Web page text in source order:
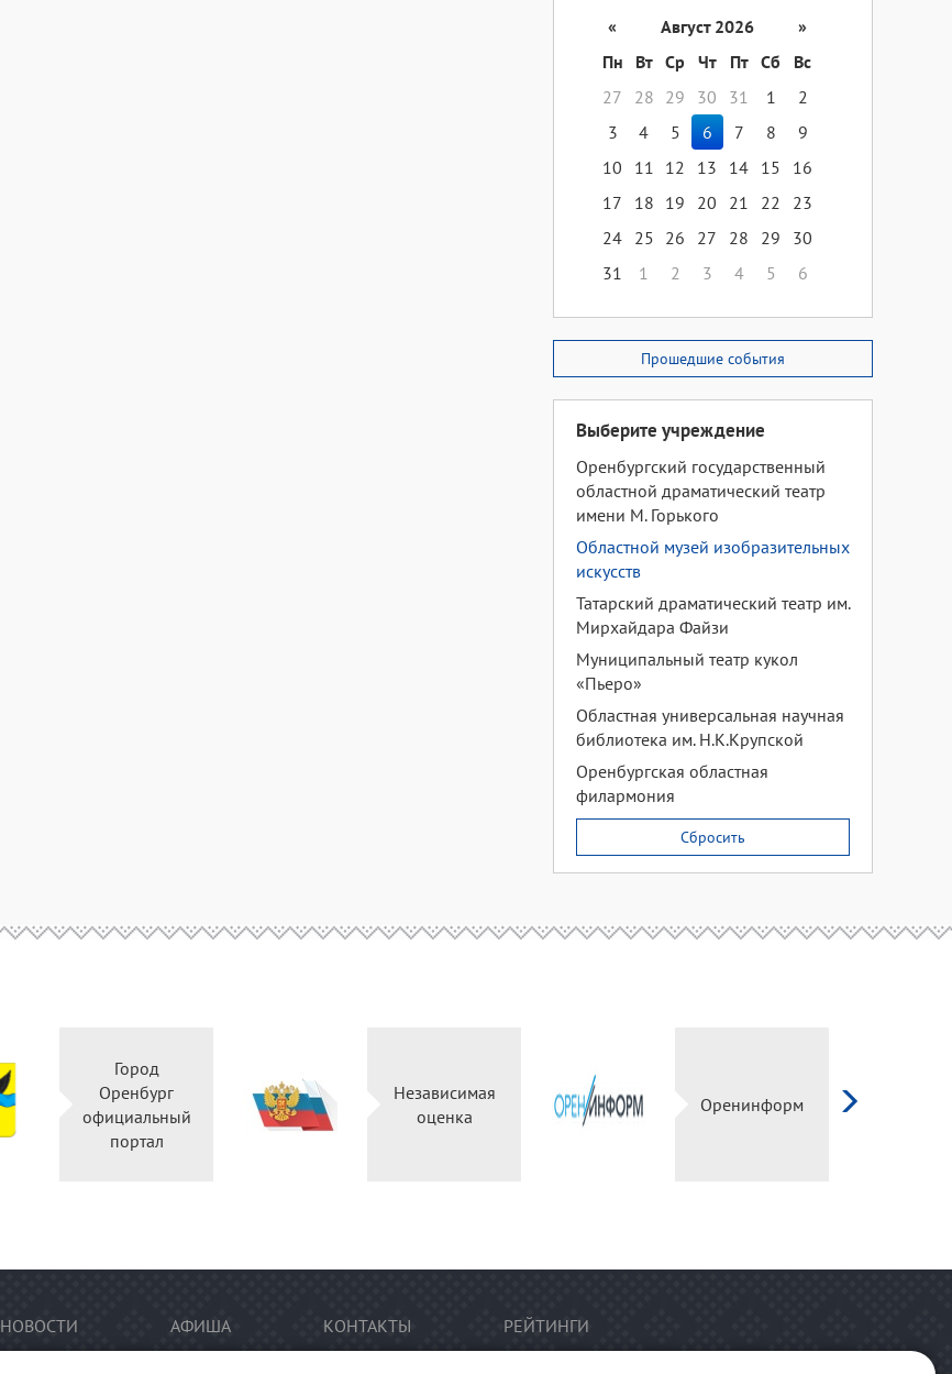
« Август 2026
»
Пн
Вт Ср Чт Пт Сб
Вс
27
28 29 30 31 1
2
3
4 5 6 7 8
9
10
11 12 13 14 15
16
17
18 19 20 21 22
23
24 25 26 27 28 29
30
31
1 2 3 4 5 6
Прошедшие события
Выберите учреждение
Оренбургский государственный
областной драматический театр
имени М. Горького
Областной музей изобразительных
искусств
Татарский драматический театр им.
Мирхайдара Файзи
Муниципальный театр кукол
«Пьеро»
Областная универсальная научная
библиотека им. Н.К.Крупской
Оренбургская областная
филармония
Сбросить
Город
Оренбург
официальный
портал
Независимая
оценка
Оренинформ
НОВОСТИ АФИША КОНТАКТЫ РЕЙТИНГИ